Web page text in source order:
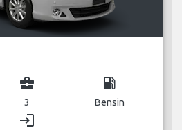
business_center
3
local_gas_station
Bensin
login